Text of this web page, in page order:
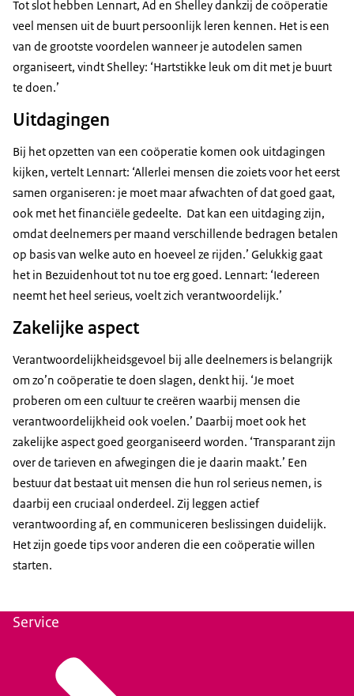
Tot slot hebben Lennart, Ad en Shelley dankzij de coöperatie
veel mensen uit de buurt persoonlijk leren kennen. Het is een
van de grootste voordelen wanneer je autodelen samen
organiseert, vindt Shelley: ‘Hartstikke leuk om dit met je buurt
te doen.’
Uitdagingen
Bij het opzetten van een coöperatie komen ook uitdagingen
kijken, vertelt Lennart: ‘Allerlei mensen die zoiets voor het eerst
samen organiseren: je moet maar afwachten of dat goed gaat,
ook met het financiële gedeelte. Dat kan een uitdaging zijn,
omdat deelnemers per maand verschillende bedragen betalen
op basis van welke auto en hoeveel ze rijden.’ Gelukkig gaat
het in Bezuidenhout tot nu toe erg goed. Lennart: ‘Iedereen
neemt het heel serieus, voelt zich verantwoordelijk.’
Zakelijke aspect
Verantwoordelijkheidsgevoel bij alle deelnemers is belangrijk
om zo’n coöperatie te doen slagen, denkt hij. ‘Je moet
proberen om een cultuur te creëren waarbij mensen die
verantwoordelijkheid ook voelen.’ Daarbij moet ook het
zakelijke aspect goed georganiseerd worden. ‘Transparant zijn
over de tarieven en afwegingen die je daarin maakt.’ Een
bestuur dat bestaat uit mensen die hun rol serieus nemen, is
daarbij een cruciaal onderdeel. Zij leggen actief
verantwoording af, en communiceren beslissingen duidelijk.
Het zijn goede tips voor anderen die een coöperatie willen
starten.
Service